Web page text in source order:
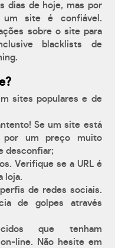
dias de hoje, mas por
site é confiável.
sobre o site para
blacklists de
sites populares e de
Se um site está
por um preço muito
desconfiar;
Verifique se a URL é
loja.
de redes sociais.
de golpes através
que tenham
line. Não hesite em